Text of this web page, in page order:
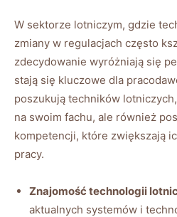
W sektorze lotniczym, gdzie
zmiany w regulacjach często
zdecydowanie wyróżniają się
stają się kluczowe dla
poszukują techników
na swoim fachu, ale również
kompetencji, które zwiększają
pracy.
Znajomość technologii
aktualnych systemów i